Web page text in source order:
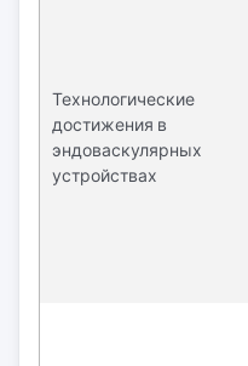
Технологические
достижения в
эндоваскулярных
устройствах